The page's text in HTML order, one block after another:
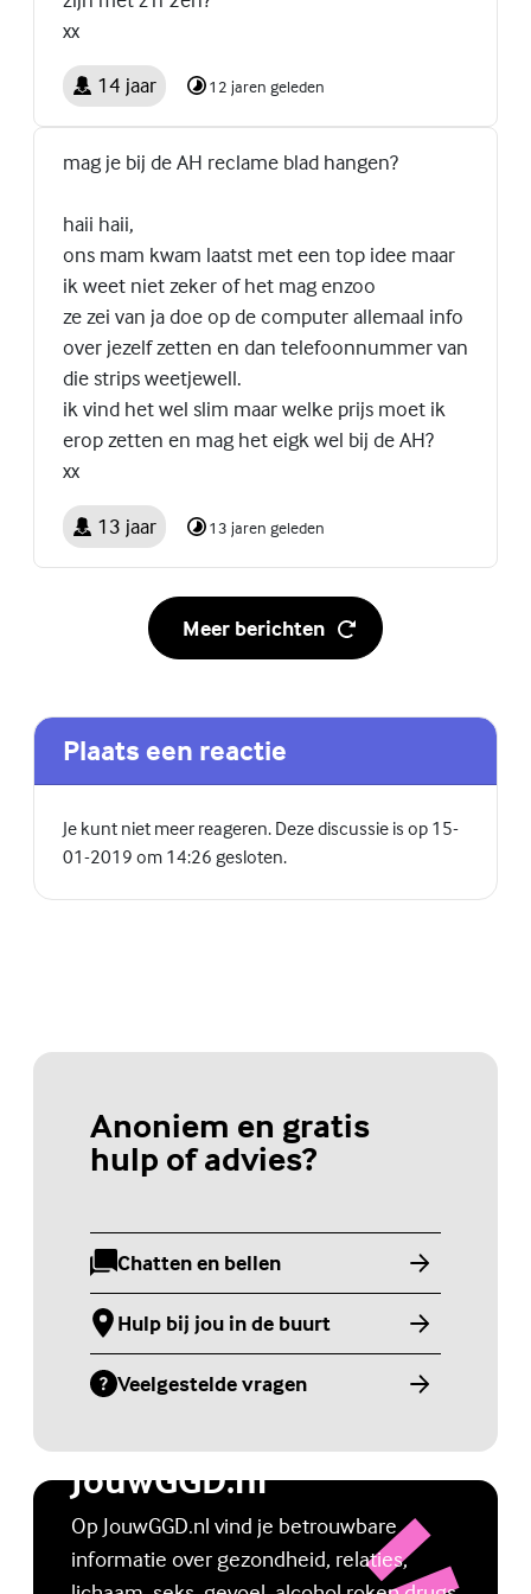
xx
14 jaar 12 jaren geleden
mag je bij de AH reclame blad hangen?
haii haii,
ons mam kwam laatst met een top idee maar
ik weet niet zeker of het mag enzoo
ze zei van ja doe op de computer allemaal info
over jezelf zetten en dan telefoonnummer van
die strips weetjewell.
ik vind het wel slim maar welke prijs moet ik
erop zetten en mag het eigk wel bij de AH?
xx
13 jaar 13 jaren geleden
Meer berichten
Plaats een reactie
Je kunt niet meer reageren. Deze discussie is op 15-
01-2019 om 14:26 gesloten.
Anoniem en gratis
hulp of advies?
Chatten en bellen
(Externe link)
Hulp bij jou in de buurt
(Externe link)
Veelgestelde vragen
(Externe link)
Jongerenwebsite
JouwGGD.nl
Op JouwGGD.nl vind je betrouwbare
informatie over gezondheid, relaties,